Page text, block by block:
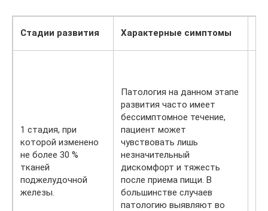
Стадии развития Характерные симптомы
1 стадия, при
которой изменено
не более 30 %
тканей
поджелудочной
железы.
Патология на данном этапе
развития часто имеет
бессимптомное течение,
пациент может
чувствовать лишь
незначительный
дискомфорт и тяжесть
после приема пищи. В
большинстве случаев
патологию выявляют во